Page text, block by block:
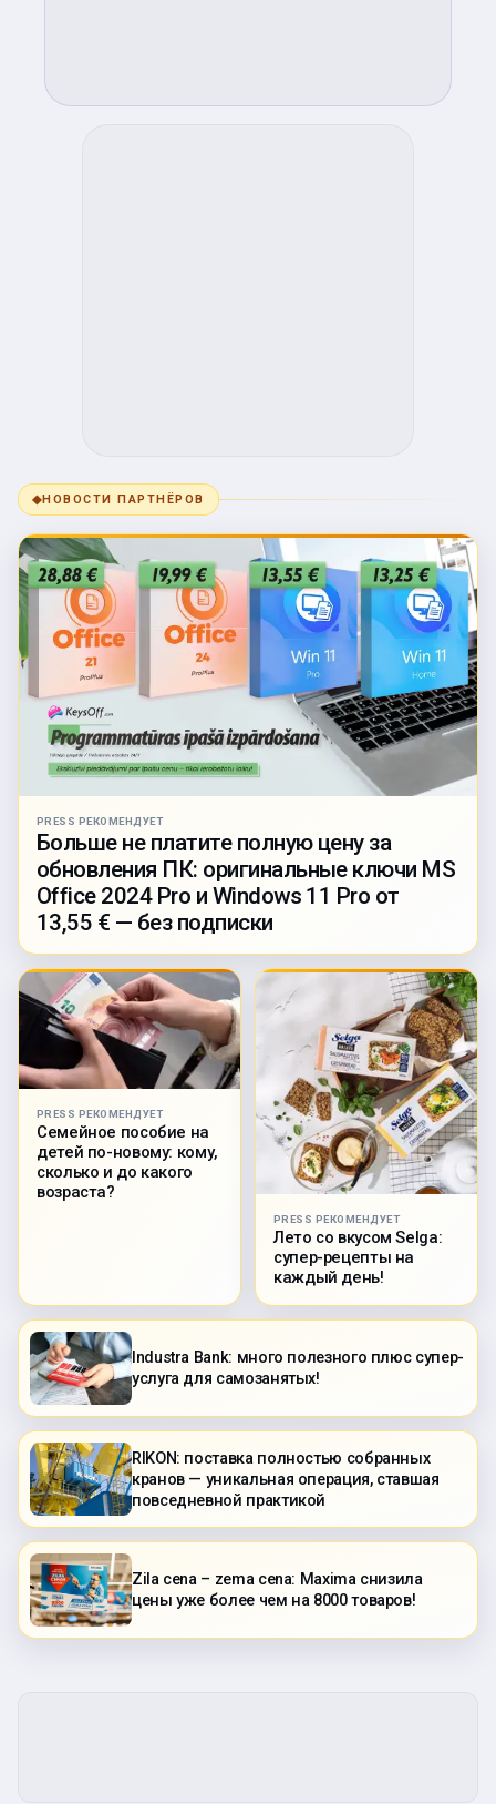
◆НОВОСТИ ПАРТНЁРОВ
PRESS РЕКОМЕНДУЕТ
Больше не платите полную цену за
обновления ПК: оригинальные ключи MS
Office 2024 Pro и Windows 11 Pro от
13,55 € — без подписки
PRESS РЕКОМЕНДУЕТ
Семейное пособие на
детей по-новому: кому,
сколько и до какого
возраста?
PRESS РЕКОМЕНДУЕТ
Лето со вкусом Selga:
супер-рецепты на
каждый день!
Industra Bank: много полезного плюс супер-
услуга для самозанятых!
RIKON: поставка полностью собранных
кранов — уникальная операция, ставшая
повседневной практикой
Zila cena – zema cena: Maxima снизила
цены уже более чем на 8000 товаров!